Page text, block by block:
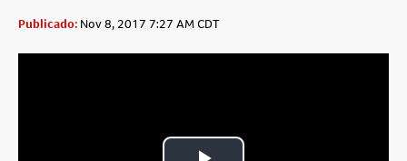
Publicado: Nov 8, 2017 7:27 AM CDT